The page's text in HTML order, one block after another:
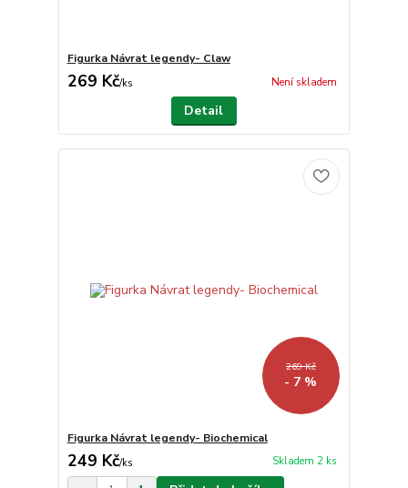
Figurka Návrat legendy- Claw
269 Kč/ks Není skladem
Detail
269 Kč
- 7 %
Figurka Návrat legendy- Biochemical
249 Kč/ks Skladem 2 ks